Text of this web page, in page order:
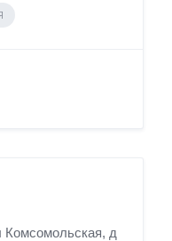
Комсомольская, д